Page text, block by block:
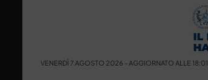
VENERDÌ 7 AGOSTO 2026 - AGGIORNATO ALLE 18:01